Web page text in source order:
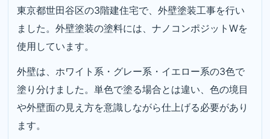
東京都世田谷区の3階建住宅で、外壁塗装工事を行い
ました。外壁塗装の塗料には、ナノコンポジットWを
使用しています。
外壁は、ホワイト系・グレー系・イエロー系の3色で
塗り分けました。単色で塗る場合とは違い、色の境目
や外壁面の見え方を意識しながら仕上げる必要があり
ます。